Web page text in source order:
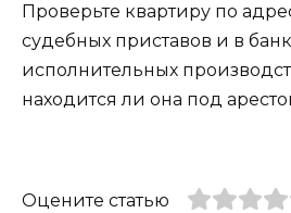
Проверьте квартиру по
судебных приставов и в
исполнительных
находится ли она под
Оцените статью